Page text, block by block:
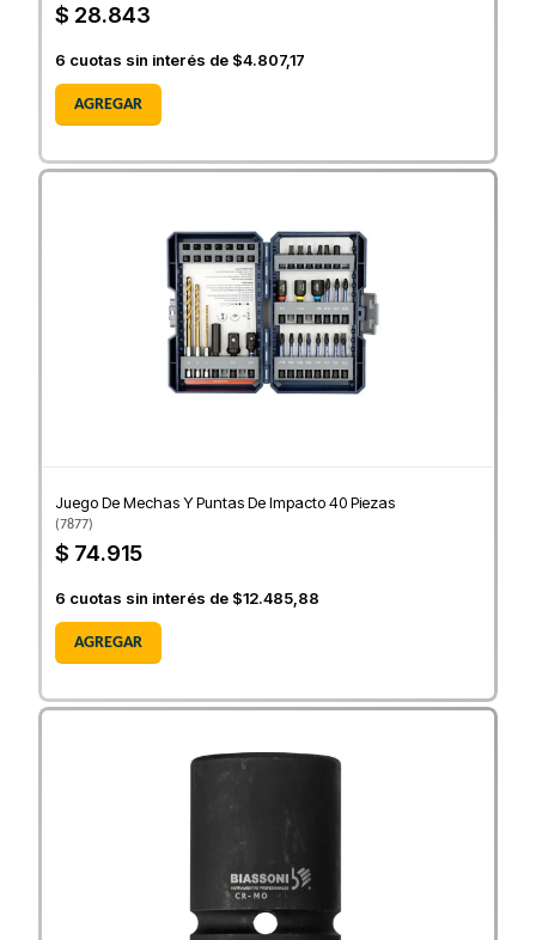
$ 28.843
6 cuotas sin interés de $4.807,17
AGREGAR
Juego De Mechas Y Puntas De Impacto 40 Piezas
(7877)
$ 74.915
6 cuotas sin interés de $12.485,88
AGREGAR